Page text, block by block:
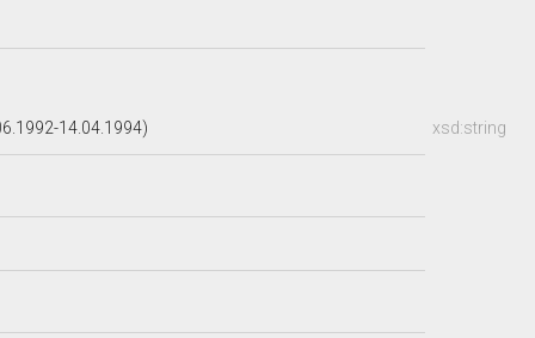
xsd:string
14.04.1994)